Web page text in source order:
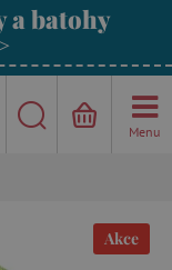
a batohy
Menu
Akce